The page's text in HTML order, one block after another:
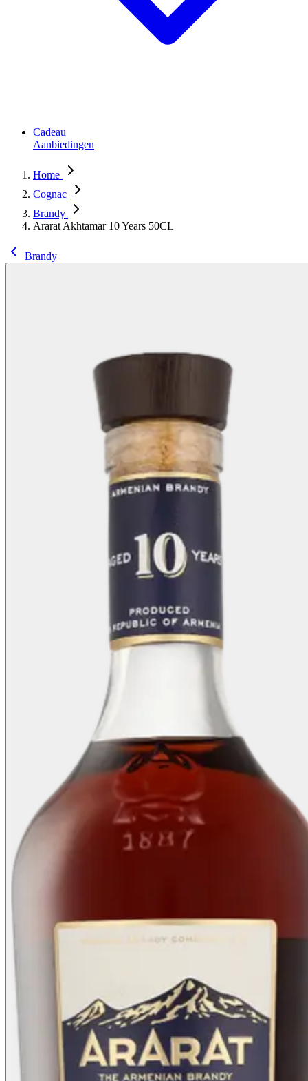
Cadeau
Aanbiedingen
Home
Cognac
Brandy
Ararat Akhtamar 10 Years 50CL
Brandy